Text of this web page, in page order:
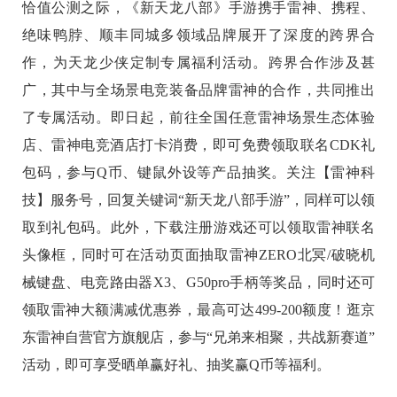
恰值公测之际，《新天龙八部》手游携手雷神、携程、
绝味鸭脖、顺丰同城多领域品牌展开了深度的跨界合
作，为天龙少侠定制专属福利活动。跨界合作涉及甚
广，其中与全场景电竞装备品牌雷神的合作，共同推出
了专属活动。即日起，前往全国任意雷神场景生态体验
店、雷神电竞酒店打卡消费，即可免费领取联名CDK礼
包码，参与Q币、键鼠外设等产品抽奖。关注【雷神科
技】服务号，回复关键词“新天龙八部手游”，同样可以领
取到礼包码。此外，下载注册游戏还可以领取雷神联名
头像框，同时可在活动页面抽取雷神ZERO北冥/破晓机
械键盘、电竞路由器X3、G50pro手柄等奖品，同时还可
领取雷神大额满减优惠券，最高可达499-200额度！逛京
东雷神自营官方旗舰店，参与“兄弟来相聚，共战新赛道”
活动，即可享受晒单赢好礼、抽奖赢Q币等福利。